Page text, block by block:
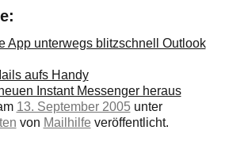
App unterwegs blitzschnell Outlook
aufs Handy
Instant Messenger heraus
13. September 2005unter
von Mailhilfe veröffentlicht.